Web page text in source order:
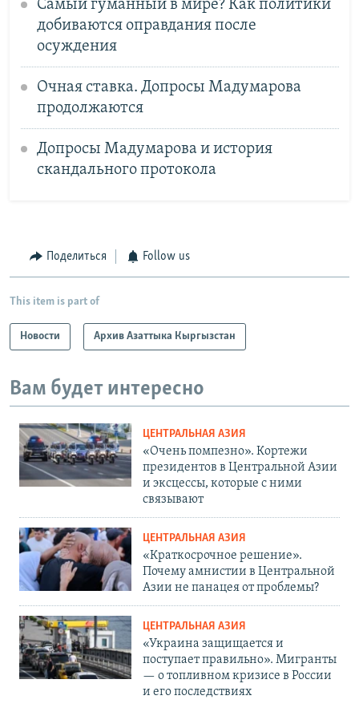
Самый гуманный в мире? Как политики
добиваются оправдания после
осуждения
Очная ставка. Допросы Мадумарова
продолжаются
Допросы Мадумарова и история
скандального протокола
Поделиться Follow us
This item is part of
Новости Архив Азаттыка Кыргызстан
Вам будет интересно
ЦЕНТРАЛЬНАЯ АЗИЯ
«Очень помпезно». Кортежи
президентов в Центральной Азии
и эксцессы, которые с ними
связывают
ЦЕНТРАЛЬНАЯ АЗИЯ
«Краткосрочное решение».
Почему амнистии в Центральной
Азии не панацея от проблемы?
ЦЕНТРАЛЬНАЯ АЗИЯ
«Украина защищается и
поступает правильно». Мигранты
— о топливном кризисе в России
и его последствиях